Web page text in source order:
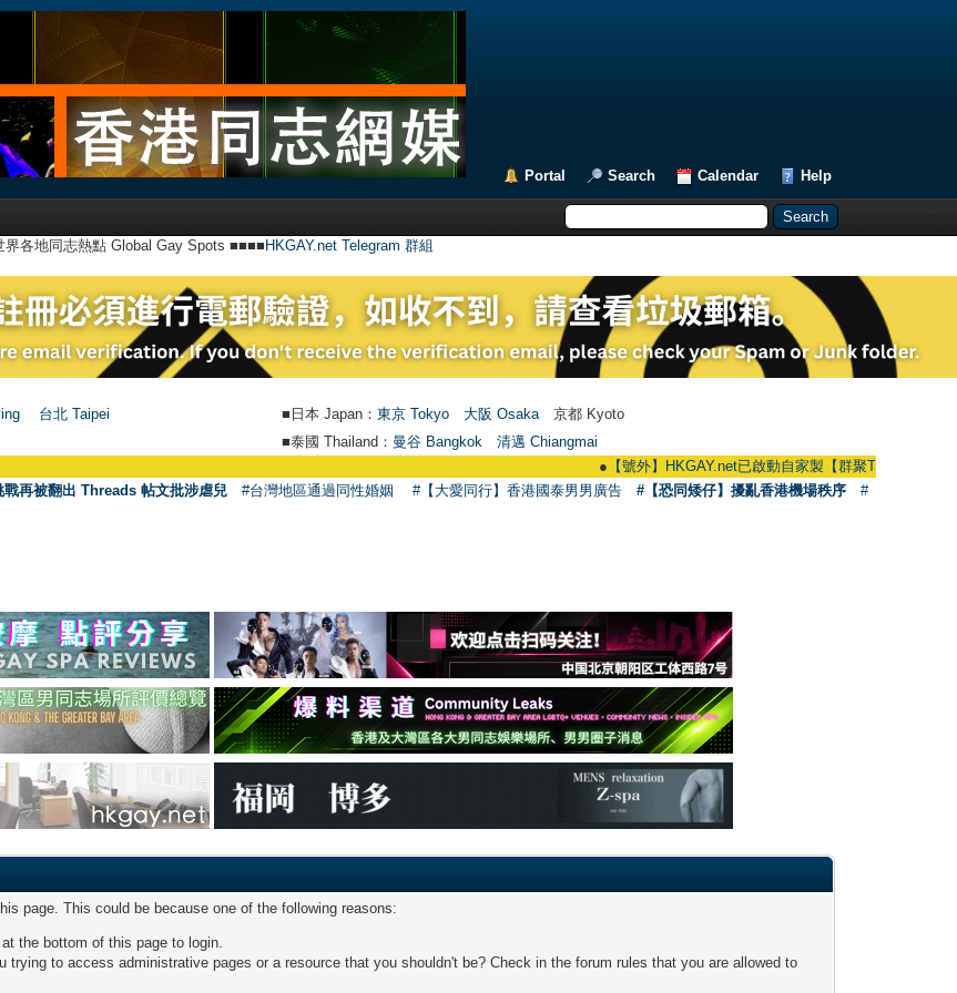
Portal Search Calendar Help
界各地同志熱點 Global Gay Spots ■■■■HKGAY.net Telegram 群組
台北 Taipei ■日本 Japan： 東京 Tokyo 大阪 Osaka 京都 Kyoto
■泰國 Thailand： 曼谷 Bangkok
清邁 Chiangmai
【號外】HKGAY.net已啟動自家製【群聚Telegram群組
再被翻出 Threads 帖文批涉虐兒 #台灣地區通過同性婚姻 #【大愛同行】香港國泰男男廣告 #【恐同矮仔】擾亂香港機場秩序
#
page. This could be because one of the following reasons:
the bottom of this page to login.
to access administrative pages or a resource that you shouldn't be? Check in the forum rules that you are allowed to